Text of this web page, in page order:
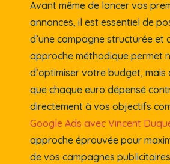
Avant même de lancer vos
annonces, il est essentiel de
d’une campagne structurée et
approche méthodique permet
d’optimiser votre budget, mais
que chaque euro dépensé
directement à vos objectifs
Google Ads avec Vincent
approche éprouvée pour
de vos campagnes